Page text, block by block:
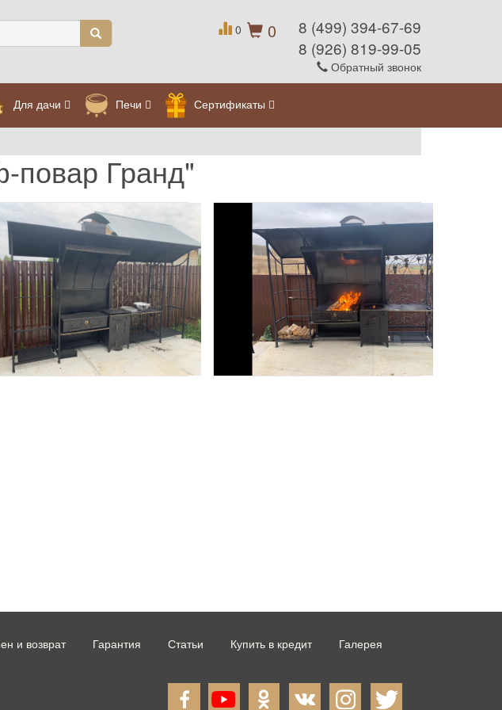
0
0
8 (499) 394-67-69
8 (926) 819-99-05
Обратный звонок
Для дачи Печи Сертификаты
Гранд"
и возврат Гарантия Статьи Купить в кредит Галерея